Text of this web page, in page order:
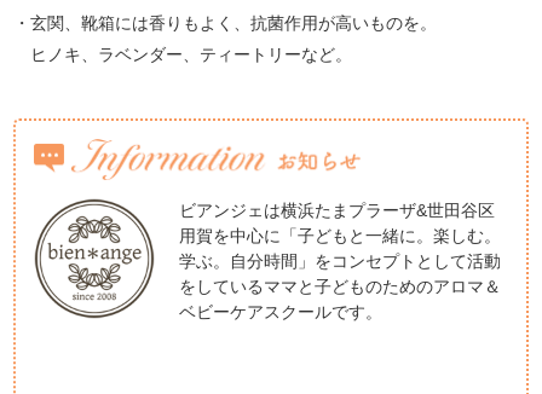
・玄関、靴箱には香りもよく、抗菌作用が高いものを。
ヒノキ、ラベンダー、ティートリーなど。
ビアンジェは横浜たまプラーザ&世田谷区
用賀を中心に「子どもと一緒に。楽しむ。
学ぶ。自分時間」をコンセプトとして活動
をしているママと子どものためのアロマ＆
ベビーケアスクールです。